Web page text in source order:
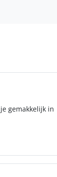
gemakkelijk in